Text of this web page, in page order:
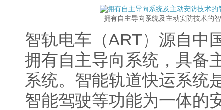
拥有自主导向系统及主动安防技术的
智轨电车（ART）源自中
拥有自主导向系统，具备
系统。智能轨道快运系统
智能驾驶等功能为一体的